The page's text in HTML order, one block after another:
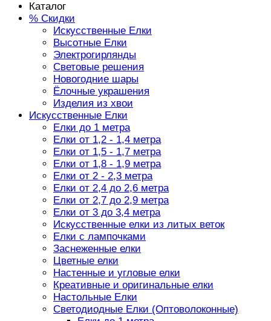
Каталог
% Скидки
Искусственные Елки
Высотные Елки
Электрогирлянды
Световые решения
Новогодние шары
Ёлочные украшения
Изделия из хвои
Искусственные Елки
Елки до 1 метра
Елки от 1,2 - 1,4 метра
Елки от 1,5 - 1,7 метра
Елки от 1,8 - 1,9 метра
Елки от 2 - 2,3 метра
Елки от 2,4 до 2,6 метра
Елки от 2,7 до 2,9 метра
Елки от 3 до 3,4 метра
Искусственные елки из литых веток
Елки с лампочками
Заснеженные елки
Цветные елки
Настенные и угловые елки
Креативные и оригинальные елки
Настольные Елки
Светодиодные Елки (Оптоволоконные)